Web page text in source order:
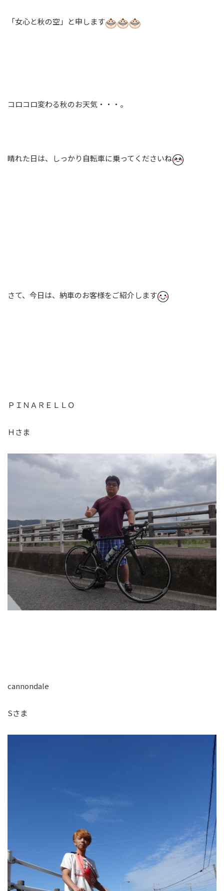
「女心と秋の空」と申します
コロコロ変わる秋のお天気・・・。
晴れた日は、しっかり自転車に乗ってくださいね
さて、今日は、納車のお客様をご紹介します
ＰＩＮＡＲＥＬＬＯ
Ｈさま
cannondale
Sさま